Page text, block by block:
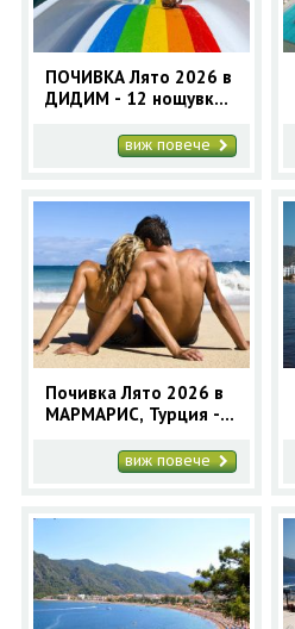
ПОЧИВКА Лято 2026 в
ДИДИМ - 12 нощувки
виж повече
Почивка Лято 2026 в
МАРМАРИС, Турция -7
програмавиж повече